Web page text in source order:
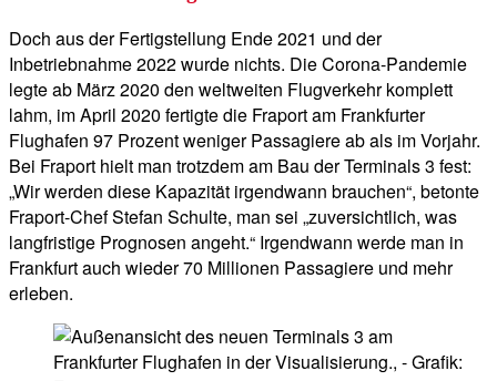
Doch aus der Fertigstellung Ende 2021 und der
Inbetriebnahme 2022 wurde nichts. Die Corona-Pandemie
legte ab März 2020 den weltweiten Flugverkehr komplett
lahm, im April 2020 fertigte die Fraport am Frankfurter
Flughafen 97 Prozent weniger Passagiere ab als im Vorjahr.
Bei Fraport hielt man trotzdem am Bau der Terminals 3 fest:
„Wir werden diese Kapazität irgendwann brauchen“, betonte
Fraport-Chef Stefan Schulte, man sei „zuversichtlich, was
langfristige Prognosen angeht.“ Irgendwann werde man in
Frankfurt auch wieder 70 Millionen Passagiere und mehr
erleben.